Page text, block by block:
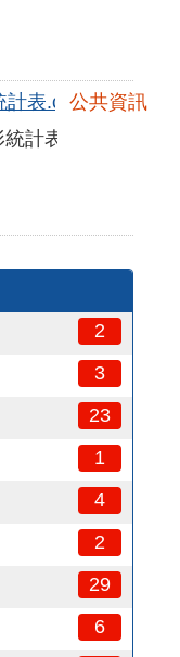
2
3
23
1
4
2
29
6
計表.csv公共資訊
計表